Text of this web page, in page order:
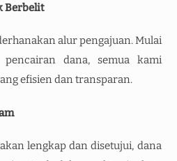
Berbelit
alur pengajuan. Mulai
dana, semua kami
efisien dan transparan.
lengkap dan disetujui, dana